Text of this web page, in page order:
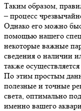
Таким образом,
– процесс
Однако его можно
помощью нашего
некоторые важные
сведения о наличии
также
По этим простым
полезные и точные
света, оптимально
именно вашего